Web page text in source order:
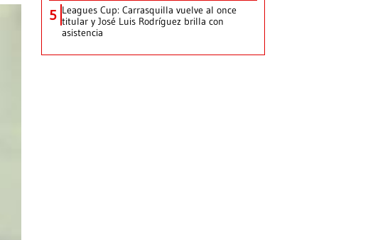
5 Leagues Cup: Carrasquilla vuelve al once
titular y José Luis Rodríguez brilla con
asistencia